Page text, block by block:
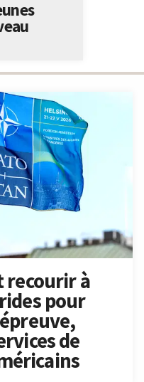
recourir à
pour
de